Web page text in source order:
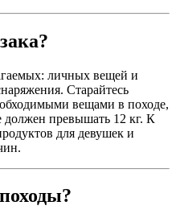
личных вещей и
Старайтесь
вещами в походе,
должен превышать 12 кг. К
для девушек и